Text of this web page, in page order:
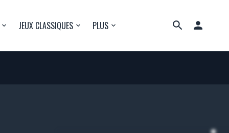

JEUX CLASSIQUES PLUS